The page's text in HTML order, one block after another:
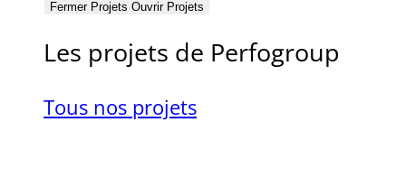
Fermer Projets Ouvrir Projets
Les projets de Perfogroup
Tous nos projets